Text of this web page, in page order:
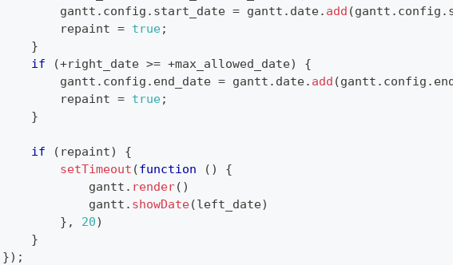
        gantt
. config . start_date = gantt . date. add (gantt . config .
        repaint
= true;
}
if
(+right_date >= +max_allowed_date)
{
        gantt
. config . end_date = gantt . date. add (gantt . config .
        repaint
= true;
}
if ( repaint)
{
setTimeout (function ( )
{
            gantt
. render( )
            gantt
. showDate(left_date)
} , 20)
}
}) ;